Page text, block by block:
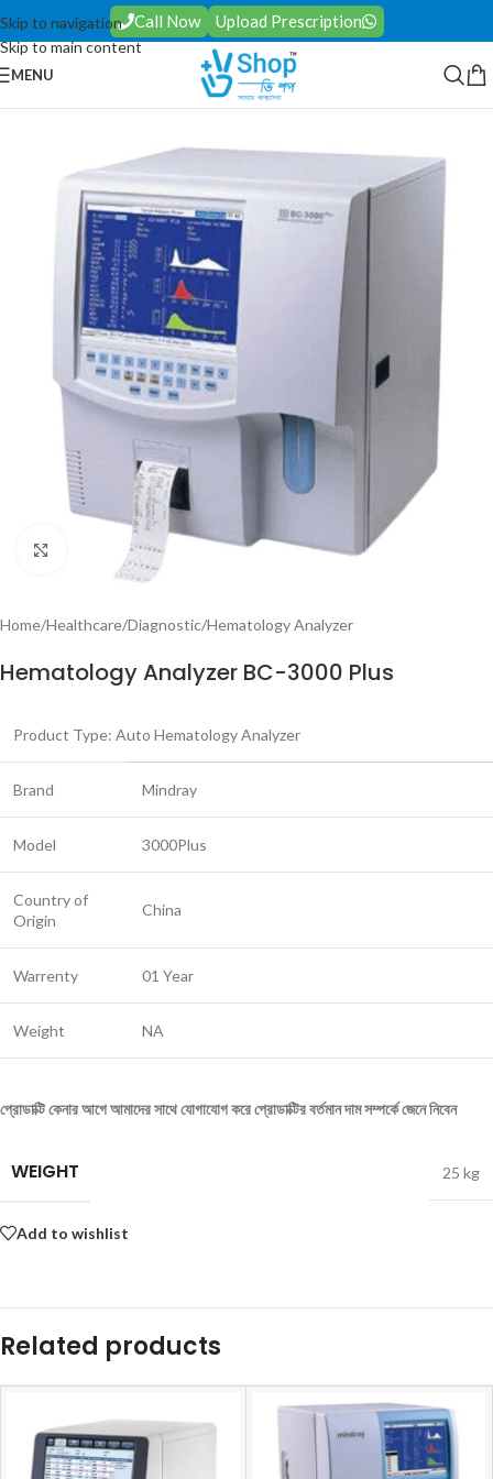
Skip to navigation
Skip to main content
Call Now Upload Prescription
MENU
Click to enlarge
Home/Healthcare/Diagnostic/Hematology Analyzer
Hematology Analyzer BC-3000 Plus
Product Type: Auto Hematology Analyzer
Brand Mindray
Model 3000Plus
Country of
Origin
China
Warrenty 01 Year
Weight NA
প্রোডাক্টি কেনার আগে আমাদের সাথে যোগাযোগ করে প্রোডাক্টির বর্তমান দাম সম্পর্কে জেনে নিবেন
WEIGHT 25 kg
Add to wishlist
Related products